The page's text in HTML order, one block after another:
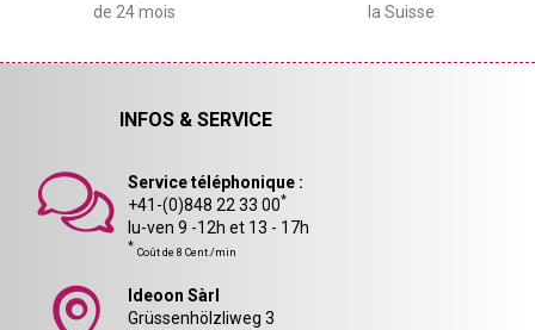
de 24 mois
la Suisse
INFOS & SERVICE
Service téléphonique :
+41-(0)848 22 33 00*
lu-ven 9 -12h et 13 - 17h
* Coût de 8 Cent./min
Ideoon Sàrl
Grüssenhölzliweg 3